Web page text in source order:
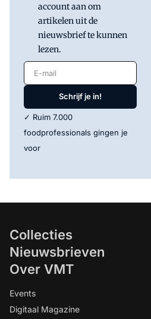
account aan om
artikelen uit de
nieuwsbrief te kunnen
lezen.
E-mail
Schrijf je in!
✓ Ruim 7.000
foodprofessionals gingen je
voor
Collecties
Nieuwsbrieven
Over VMT
Events
Digitaal Magazine